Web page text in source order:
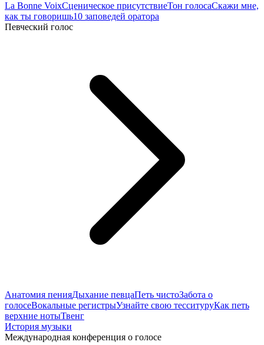
La Bonne VoixСценическое присутствиеТон голосаСкажи мне,
как ты говоришь10 заповедей оратора
Певческий голос
Анатомия пенияДыхание певцаПеть чистоЗабота о
голосеВокальные регистрыУзнайте свою тесситуруКак петь
верхние нотыТвенг
История музыки
Международная конференция о голосе